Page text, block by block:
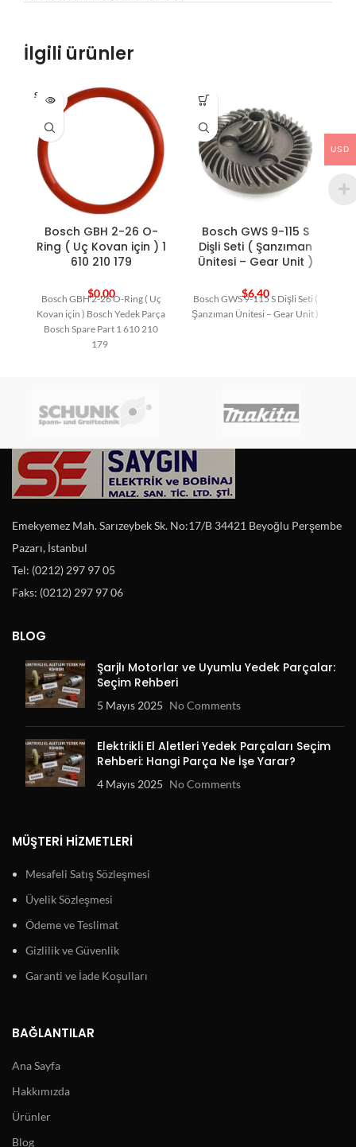
İlgili ürünler
SOLD O
UT
Bosch GBH 2-26 O-
Ring ( Uç Kovan için ) 1
610 210 179
$0,00
Bosch GBH 2-26 O-Ring ( Uç
Kovan için ) Bosch Yedek Parça
Bosch Spare Part 1 610 210
179
Bosch GWS 9-115 S
Dişli Seti ( Şanzıman
Ünitesi – Gear Unit )
$6,40
Bosch GWS 9-115 S Dişli Seti (
Şanzıman Ünitesi – Gear Unit )
Emekyemez Mah. Sarızeybek Sk. No:17/B 34421 Beyoğlu Perşembe
Pazarı, İstanbul
Tel: (0212) 297 97 05
Faks: (0212) 297 97 06
BLOG
Şarjlı Motorlar ve Uyumlu Yedek Parçalar:
Seçim Rehberi
5 Mayıs 2025 No Comments
Elektrikli El Aletleri Yedek Parçaları Seçim
Rehberi: Hangi Parça Ne İşe Yarar?
4 Mayıs 2025 No Comments
MÜŞTERI HIZMETLERI
Mesafeli Satış Sözleşmesi
Üyelik Sözleşmesi
Ödeme ve Teslimat
Gizlilik ve Güvenlik
Garanti ve İade Koşulları
BAĞLANTILAR
Ana Sayfa
Hakkımızda
Ürünler
Blog
USD